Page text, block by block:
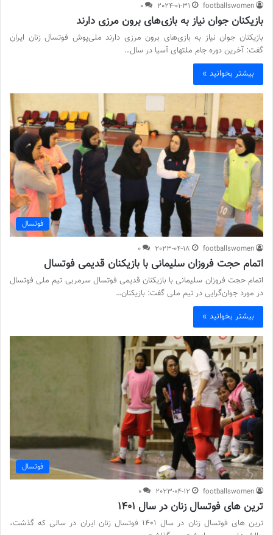
footballswomen
2024-01-31
0
بازیکنان جوان نیاز به بازی‌های برون مرزی دارند
بازیکنان جوان نیاز به بازی‌های برون مرزی دارند ملی‌پوش فوتسال زنان ایران
گفت: آخرین دوره جام ملتهای آسیا در سال…
بیشتر بخوانید »
فوتسال
footballswomen
2023-04-18
0
اتمام حجت فروزان سلیمانی با بازیکنان قدیمی فوتسال
اتمام حجت فروزان سلیمانی با بازیکنان قدیمی فوتسال سرمربی تیم ملی فوتسال
در مورد جوان‌گرایی در تیم ملی گفت: بازیکنان…
بیشتر بخوانید »
فوتسال
footballswomen
2023-04-12
0
ترین‌ های فوتسال زنان در سال 1401
ترین‌ های فوتسال زنان در سال 1401 فوتسال زنان ایران در سالی که گذشت،